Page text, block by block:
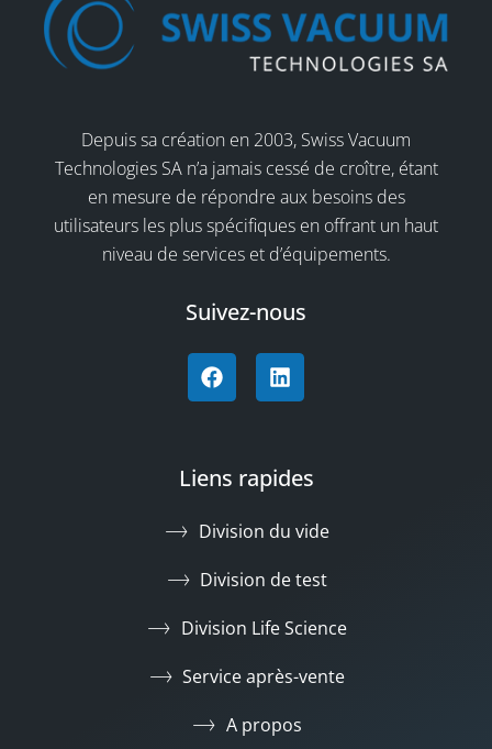
Depuis sa création en 2003, Swiss Vacuum
Technologies SA n’a jamais cessé de croître, étant
en mesure de répondre aux besoins des
utilisateurs les plus spécifiques en offrant un haut
niveau de services et d’équipements.
Suivez-nous
Liens rapides
Division du vide
Division de test
Division Life Science
Service après-vente
A propos